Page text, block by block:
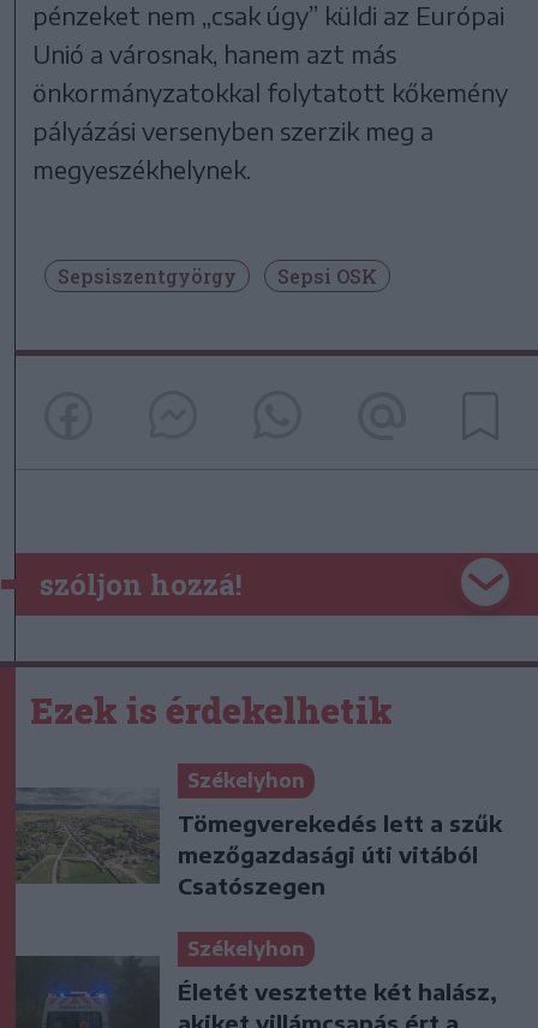
pénzeket nem „csak úgy” küldi az Európai
Unió a városnak, hanem azt más
önkormányzatokkal folytatott kőkemény
pályázási versenyben szerzik meg a
megyeszékhelynek.
Sepsiszentgyörgy Sepsi OSK
szóljon hozzá!
Ezek is érdekelhetik
Székelyhon
Tömegverekedés lett a szűk
mezőgazdasági úti vitából
Csatószegen
Székelyhon
Életét vesztette két halász,